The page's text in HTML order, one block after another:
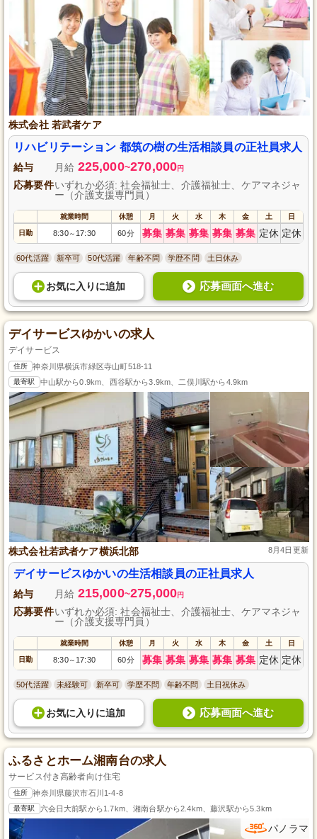
株式会社 若武者ケア
リハビリテーション 都筑の樹の生活相談員の正社員求人
給与 月給 225,000~270,000円
応募要件いずれか必須: 社会福祉士、介護福祉士、ケアマネジャ
ー（介護支援専門員）
就業時間 休憩 月 火 水 木 金 土 日
日勤 8:30～ 17:30 60分 募集 募集 募集 募集 募集 定休 定休
60代活躍 新卒可 50代活躍 年齢不問 学歴不問 土日休み
お気に入り に追加 応募画面へ進む
デイサービスゆかいの求人
デイサービス
住所 神奈川県横浜市緑区寺山町518-11
最寄駅 中山駅から0.9km、西谷駅から3.9km、二俣川駅から4.9km
株式会社若武者ケア横浜北部 8月4日更新
デイサービスゆかいの生活相談員の正社員求人
給与 月給 215,000~275,000円
応募要件いずれか必須: 社会福祉士、介護福祉士、ケアマネジャ
ー（介護支援専門員）
就業時間 休憩 月 火 水 木 金 土 日
日勤 8:30～ 17:30 60分 募集 募集 募集 募集 募集 定休 定休
50代活躍 未経験可 新卒可 学歴不問 年齢不問 土日祝休み
お気に入り に追加 応募画面へ進む
ふるさとホーム湘南台の求人
サービス付き高齢者向け住宅
住所 神奈川県藤沢市石川1-4-8
最寄駅 六会日大前駅から1.7km、湘南台駅から2.4km、藤沢駅から5.3km
パノラマ